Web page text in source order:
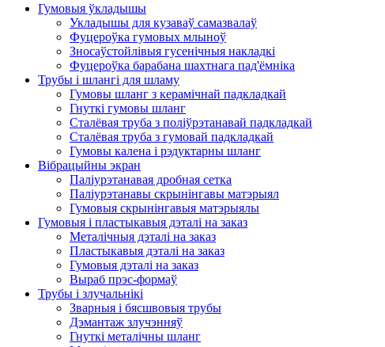
Гумовыя ўкладышы
Укладышы для кузаваў самазвалаў
Фуцероўка гумовых млыноў
Зносаўстойлівыя гусенічныя накладкі
Фуцероўка барабана шахтнага пад'ёмніка
Трубы і шлангі для шламу
Гумовы шланг з керамічнай падкладкай
Гнуткі гумовы шланг
Сталёвая труба з поліўрэтанавай падкладкай
Сталёвая труба з гумовай падкладкай
Гумовы калена і рэдуктарны шланг
Вібрацыйны экран
Паліурэтанавая дробная сетка
Паліурэтанавы скрынінгавы матэрыял
Гумовыя скрынінгавыя матэрыялы
Гумовыя і пластыкавыя дэталі на заказ
Металічныя дэталі на заказ
Пластыкавыя дэталі на заказ
Гумовыя дэталі на заказ
Выраб прэс-формаў
Трубы і злучальнікі
Зварныя і бясшвовыя трубы
Дэмантаж злучэнняў
Гнуткі металічны шланг